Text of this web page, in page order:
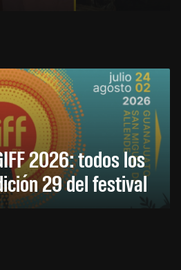
2026: todos los
29 del festival